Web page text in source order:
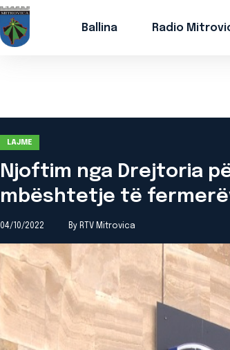
Ballina Radio
LAJME
Njoftim nga Drejtoria
mbështetje të
04/10/2022 By RTV Mitrovica